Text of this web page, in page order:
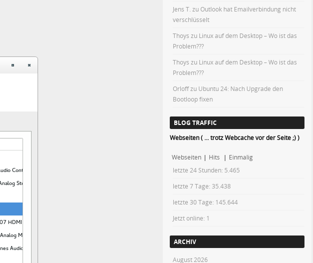
Jens T. zuOutlook hat Emailverbindung nicht
verschlüsselt
Thoys zu Linux auf dem Desktop – Wo ist das
Problem???
Thoys zu Linux auf dem Desktop – Wo ist das
Problem???
Orloffzu Ubuntu 24: Nach Upgrade den
Bootloop fixen
BLOG TRAFFIC
Webseiten ( ... trotz Webcache vor der Seite ;) )
Webseiten | Hits | Einmalig
letzte 24 Stunden: 5.465
letzte 7 Tage: 35.438
letzte 30 Tage: 145.644
Jetzt online: 1
ARCHIV
August 2026